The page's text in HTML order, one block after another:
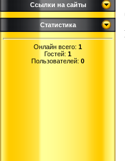
Ссылки на сайты
Статистика
Онлайн всего: 1
Гостей: 1
Пользователей: 0